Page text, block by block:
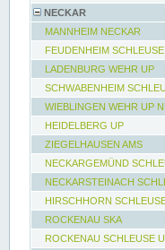
NECKAR
MANNHEIM NECKAR
FEUDENHEIM
LADENBURG WEHR UP
SCHWABENHEIM
WIEBLINGEN WEHR UP
HEIDELBERG UP
ZIEGELHAUSEN AMS
NECKARGEMÜND
NECKARSTEINACH
HIRSCHHORN
ROCKENAU SKA
ROCKENAU SCHLEUSE